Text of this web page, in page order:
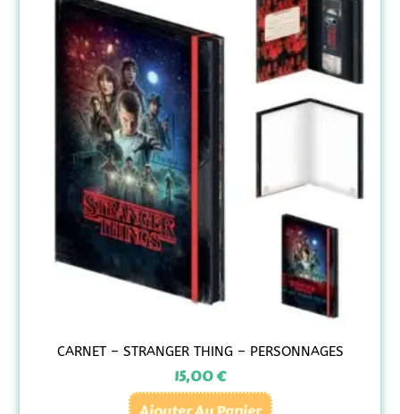
CARNET – STRANGER THING – PERSONNAGES
15,00€